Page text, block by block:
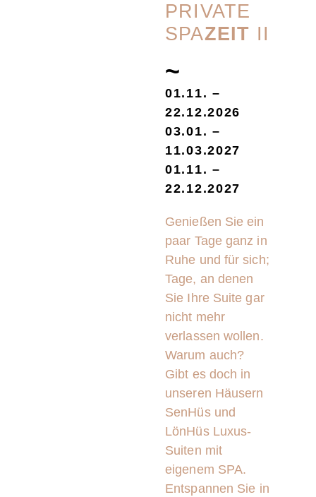
PRIVATE
SPAZEIT II
~
01.11. –
22.12.2026
03.01. –
11.03.2027
01.11. –
22.12.2027
Genießen Sie ein
paar Tage ganz in
Ruhe und für sich;
Tage, an denen
Sie Ihre Suite gar
nicht mehr
verlassen wollen.
Warum auch?
Gibt es doch in
unseren Häusern
SenHüs und
LönHüs Luxus-
Suiten mit
eigenem SPA.
Entspannen Sie in